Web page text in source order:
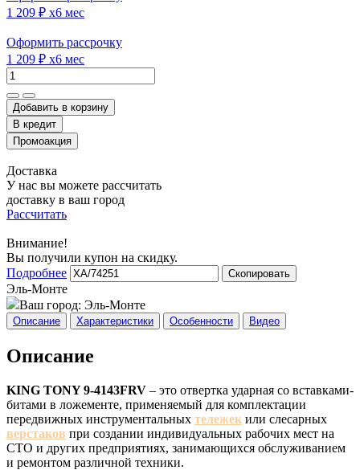
1 209 ₽ x6 мес
Оформить рассрочку
1 209 ₽ x6 мес
Добавить в корзину
Доставка
У нас вы можете рассчитать
доставку в ваш город
Рассчитать
Внимание!
Вы получили купон на скидку.
Подробнее
Скопировать
Эль-Монте
Ваш город: Эль-Монте
Описание Характеристики Особенности Видео
Описание
KING TONY 9-4143FRV – это отвертка ударная со вставками-
битами в ложементе, применяемый для комплектации
передвижных инструментальных тележек или слесарных
верстаков при создании индивидуальных рабочих мест на
СТО и других предприятиях, занимающихся обслуживанием
и ремонтом различной техники.